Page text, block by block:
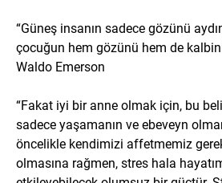
“Güneş insanın sadece gözünü
çocuğun hem gözünü hem de kalbini
Waldo Emerson
“Fakat iyi bir anne olmak için, bu
sadece yaşamanın ve ebeveyn
öncelikle kendimizi affetmemiz
olmasına rağmen, stres hala